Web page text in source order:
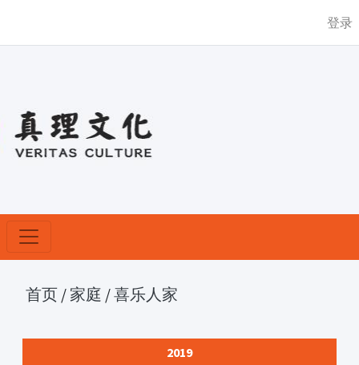
登录
首页 / 家庭 /喜乐人家
2019